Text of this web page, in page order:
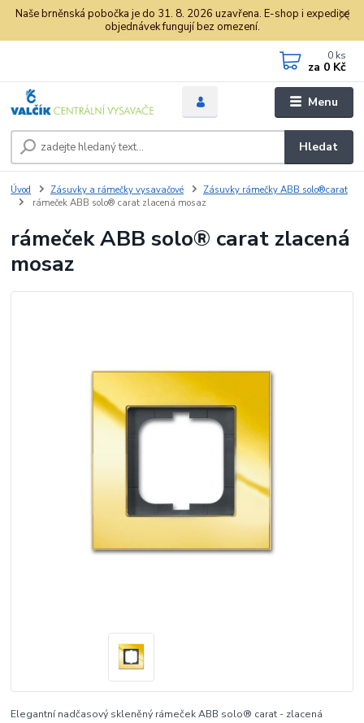
Naše brněnská pobočka je do 31. 8. 2026 uzavřena. E-shop i expedice
objednávek fungují bez omezení.
Menu
Hledat
0 ks
za 0 Kč
Úvod Zásuvky a rámečky vysavačové
Zásuvky rámečky ABB solo®carat
rámeček ABB solo® carat zlacená mosaz
rámeček ABB solo® carat zlacená
mosaz
Elegantní nadčasový skleněný rámeček ABB solo® carat - zlacená